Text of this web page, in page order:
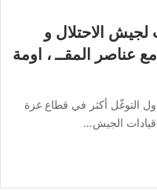
الاحتلال و
عناصر المقــ ، اومة
التوغّل أكثر في قطاع غزة
الجيش…